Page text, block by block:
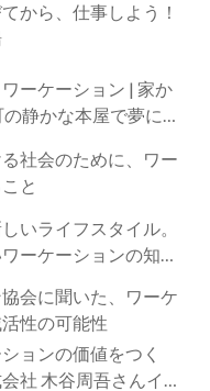
から、仕事しよう！
ーケーション | 家か
静かな本屋で夢に近
社会のために、ワー
と
いライフスタイル。
ーケーションの知ら
会に聞いた、ワーケ
性の可能性
ョンの価値をつく
社 木谷周吾さんイン